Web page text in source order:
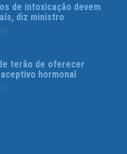
de intoxicação devem
diz ministro
terão de oferecer
hormonal